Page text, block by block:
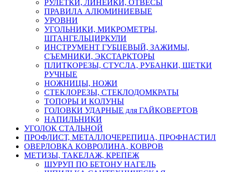
РУЛЕТКИ, ЛИНЕЙКИ, ОТВЕСЫ
ПРАВИЛА АЛЮМИНИЕВЫЕ
УРОВНИ
УГОЛЬНИКИ, МИКРОМЕТРЫ,
ШТАНГЕЛЬЦИРКУЛИ
ИНСТРУМЕНТ ГУБЦЕВЫЙ, ЗАЖИМЫ,
СЪЕМНИКИ, ЭКСТАРКТОРЫ
ПЛИТКОРЕЗЫ, СТУСЛА, РУБАНКИ, ЩЕТКИ
РУЧНЫЕ
НОЖНИЦЫ, НОЖИ
СТЕКЛОРЕЗЫ, СТЕКЛОДОМКРАТЫ
ТОПОРЫ И КОЛУНЫ
ГОЛОВКИ УДАРНЫЕ для ГАЙКОВЕРТОВ
НАПИЛЬНИКИ
УГОЛОК СТАЛЬНОЙ
ПРОФЛИСТ, МЕТАЛЛОЧЕРЕПИЦА, ПРОФНАСТИЛ
ОВЕРЛОВКА КОВРОЛИНА, КОВРОВ
МЕТИЗЫ, ТАКЕЛАЖ, КРЕПЕЖ
ШУРУП ПО БЕТОНУ НАГЕЛЬ